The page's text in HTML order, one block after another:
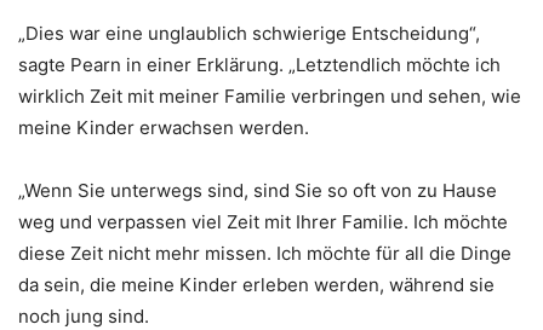
„Dies war eine unglaublich schwierige Entscheidung“,
sagte Pearn in einer Erklärung. „Letztendlich möchte ich
wirklich Zeit mit meiner Familie verbringen und sehen, wie
meine Kinder erwachsen werden.
„Wenn Sie unterwegs sind, sind Sie so oft von zu Hause
weg und verpassen viel Zeit mit Ihrer Familie. Ich möchte
diese Zeit nicht mehr missen. Ich möchte für all die Dinge
da sein, die meine Kinder erleben werden, während sie
noch jung sind.